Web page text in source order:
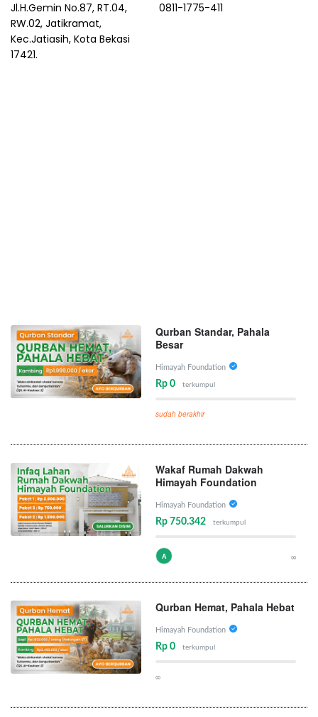
Jl.H.Gemin No.87, RT.04,
RW.02, Jatikramat,
Kec.Jatiasih, Kota Bekasi
17421.
0811-1775-411
Qurban Standar, Pahala
Besar
Himayah Foundation
Rp 0 terkumpul
sudah berakhir
Wakaf Rumah Dakwah
Himayah Foundation
Himayah Foundation
Rp 750.342 terkumpul
A ∞
Qurban Hemat, Pahala Hebat
Himayah Foundation
Rp 0 terkumpul
∞